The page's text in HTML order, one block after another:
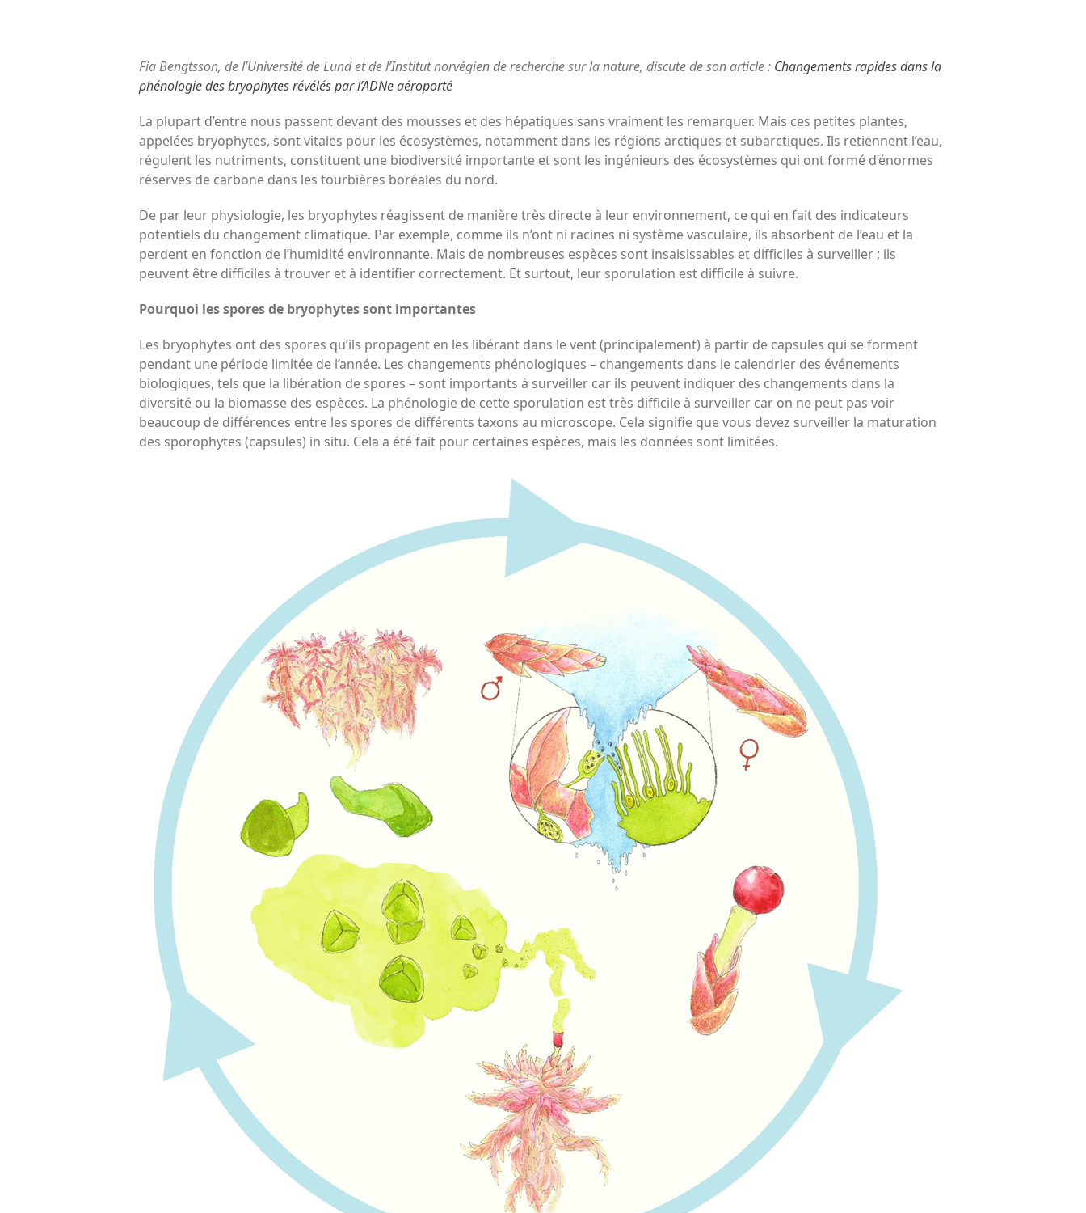
Fia Bengtsson, de l’Université de Lund et de l’Institut norvégien de recherche sur la nature, discute de son article : Changements rapides dans la
phénologie des bryophytes révélés par l’ADNe aéroporté
La plupart d’entre nous passent devant des mousses et des hépatiques sans vraiment les remarquer. Mais ces petites plantes,
appelées bryophytes, sont vitales pour les écosystèmes, notamment dans les régions arctiques et subarctiques. Ils retiennent l’eau,
régulent les nutriments, constituent une biodiversité importante et sont les ingénieurs des écosystèmes qui ont formé d’énormes
réserves de carbone dans les tourbières boréales du nord.
De par leur physiologie, les bryophytes réagissent de manière très directe à leur environnement, ce qui en fait des indicateurs
potentiels du changement climatique. Par exemple, comme ils n’ont ni racines ni système vasculaire, ils absorbent de l’eau et la
perdent en fonction de l’humidité environnante. Mais de nombreuses espèces sont insaisissables et difficiles à surveiller ; ils
peuvent être difficiles à trouver et à identifier correctement. Et surtout, leur sporulation est difficile à suivre.
Pourquoi les spores de bryophytes sont importantes
Les bryophytes ont des spores qu’ils propagent en les libérant dans le vent (principalement) à partir de capsules qui se forment
pendant une période limitée de l’année. Les changements phénologiques – changements dans le calendrier des événements
biologiques, tels que la libération de spores – sont importants à surveiller car ils peuvent indiquer des changements dans la
diversité ou la biomasse des espèces. La phénologie de cette sporulation est très difficile à surveiller car on ne peut pas voir
beaucoup de différences entre les spores de différents taxons au microscope. Cela signifie que vous devez surveiller la maturation
des sporophytes (capsules) in situ. Cela a été fait pour certaines espèces, mais les données sont limitées.